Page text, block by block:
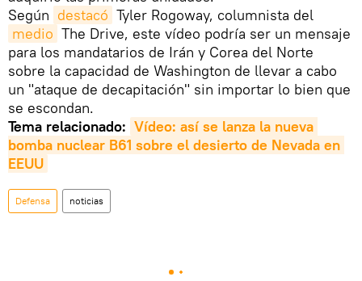
Según destacó Tyler Rogoway, columnista del
medio The Drive, este vídeo podría ser un mensaje
para los mandatarios de Irán y Corea del Norte
sobre la capacidad de Washington de llevar a cabo
un "ataque de decapitación" sin importar lo bien que
se escondan.
Tema relacionado: Vídeo: así se lanza la nueva
bomba nuclear B61 sobre el desierto de Nevada en
EEUU
Defensa noticias